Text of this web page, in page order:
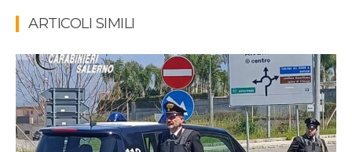
ARTICOLI SIMILI